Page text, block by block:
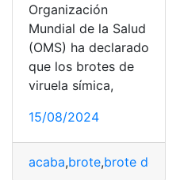
Organización
Mundial de la Salud
(OMS) ha declarado
que los brotes de
viruela símica,
15/08/2024
acaba,brote,brote de